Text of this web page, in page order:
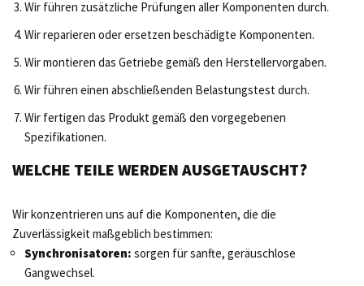
Wir führen zusätzliche Prüfungen aller Komponenten durch.
Wir reparieren oder ersetzen beschädigte Komponenten.
Wir montieren das Getriebe gemäß den Herstellervorgaben.
Wir führen einen abschließenden Belastungstest durch.
Wir fertigen das Produkt gemäß den vorgegebenen
Spezifikationen.
WELCHE TEILE WERDEN AUSGETAUSCHT?
Wir konzentrieren uns auf die Komponenten, die die
Zuverlässigkeit maßgeblich bestimmen:
Synchronisatoren: sorgen für sanfte, geräuschlose
Gangwechsel.